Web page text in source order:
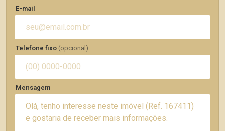
E-mail
Telefone fixo (opcional)
Mensagem